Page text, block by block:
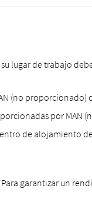
lugar de trabajo
(no
por MAN
de alojamiento de
garantizar un